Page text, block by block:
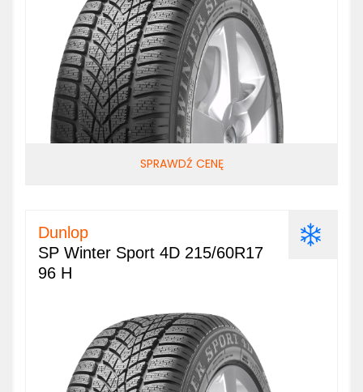
SPRAWDŹ CENĘ
Dunlop
SP Winter Sport 4D 215/60R17
96 H